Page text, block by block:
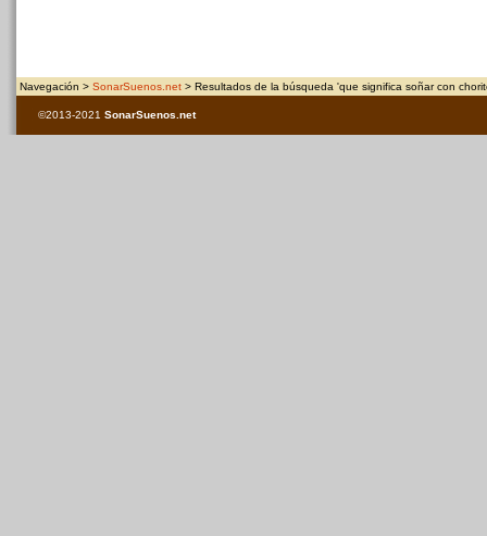
Navegación > SonarSuenos.net > Resultados de la búsqueda 'que significa soñar con
©2013-2021 SonarSuenos .net